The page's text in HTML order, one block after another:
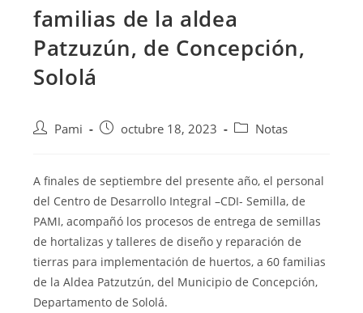
familias de la aldea
Patzuzún, de Concepción,
Sololá
Pami octubre 18, 2023 Notas
A finales de septiembre del presente año, el personal
del Centro de Desarrollo Integral –CDI- Semilla, de
PAMI, acompañó los procesos de entrega de semillas
de hortalizas y talleres de diseño y reparación de
tierras para implementación de huertos, a 60 familias
de la Aldea Patzutzún, del Municipio de Concepción,
Departamento de Sololá.